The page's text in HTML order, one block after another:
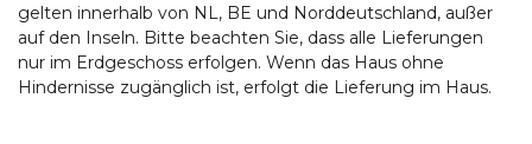
gelten innerhalb von NL, BE und Norddeutschland, außer
auf den Inseln. Bitte beachten Sie, dass alle Lieferungen
nur im Erdgeschoss erfolgen. Wenn das Haus ohne
Hindernisse zugänglich ist, erfolgt die Lieferung im Haus.